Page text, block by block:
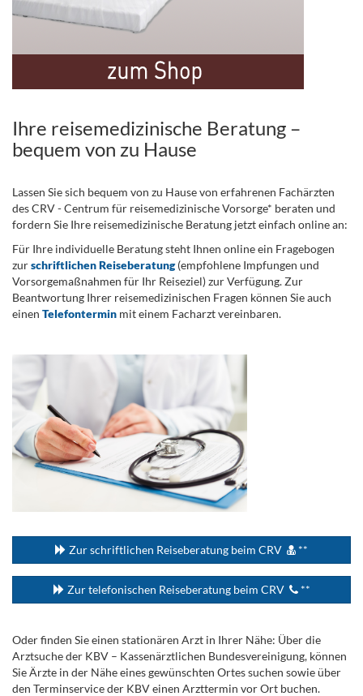
Ihre reisemedizinische Beratung –
bequem von zu Hause
Lassen Sie sich bequem von zu Hause von erfahrenen Fachärzten
des CRV - Centrum für reisemedizinische Vorsorge* beraten und
fordern Sie Ihre reisemedizinische Beratung jetzt einfach online an:
Für Ihre individuelle Beratung steht Ihnen online ein Fragebogen
zurschriftlichen Reiseberatung(empfohlene Impfungen und
Vorsorgemaßnahmen für Ihr Reiseziel) zur Verfügung. Zur
Beantwortung Ihrer reisemedizinischen Fragen können Sie auch
einen Telefontermin mit einem Facharzt vereinbaren.
Zur schriftlichen Reiseberatung beim CRV **
Zur telefonischen Reiseberatung beim CRV **
Oder finden Sie einen stationären Arzt in Ihrer Nähe: Über die
Arztsuche der KBV – Kassenärztlichen Bundesvereinigung, können
Sie Ärzte in der Nähe eines gewünschten Ortes suchen sowie über
den Terminservice der KBV einen Arzttermin vor Ort buchen.